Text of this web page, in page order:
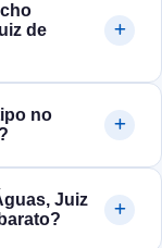
de
no
Juiz